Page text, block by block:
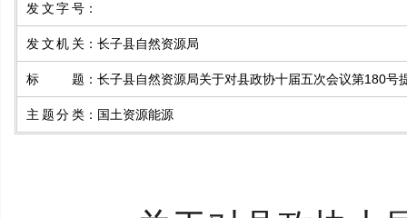
发文字号 ：
发文机关 ： 长子县自然资源局
标题 ： 长子县自然资源局关于对县政协十届五次会议第180号
主题分类 ： 国土资源能源